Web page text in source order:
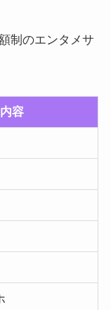
制のエンタメサ
容